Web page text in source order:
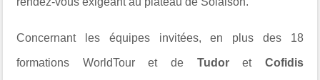
Concernant les équipes invitées, en plus des 18
formations WorldTour et de Tudoret Cofidis